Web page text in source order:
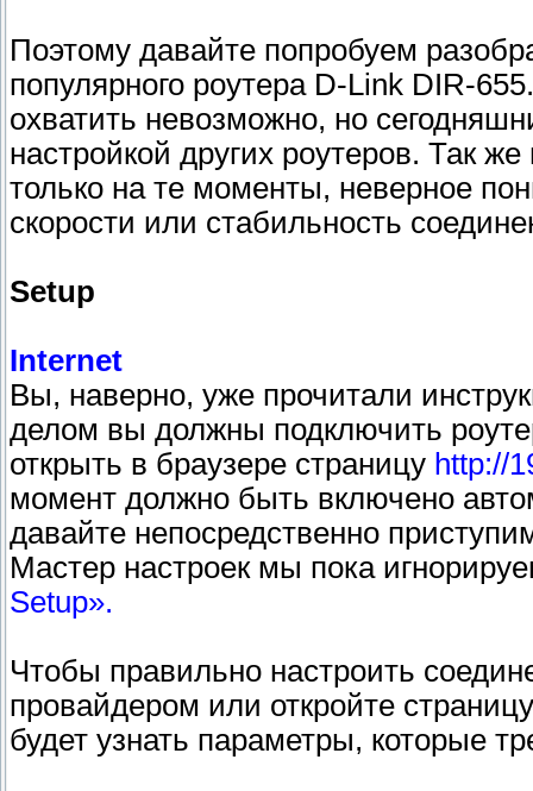
Поэтому давайте попробуем
популярного роутера D-Link DIR-
охватить невозможно, но
настройкой других роутеров. Так
только на те моменты, неверное
скорости или стабильность
Setup
Internet
Вы, наверно, уже прочитали
делом вы должны подключить
открыть в браузере страницу http://
момент должно быть включено
давайте непосредственно
Мастер настроек мы пока
Setup».
Чтобы правильно настроить
провайдером или откройте
будет узнать параметры, которые